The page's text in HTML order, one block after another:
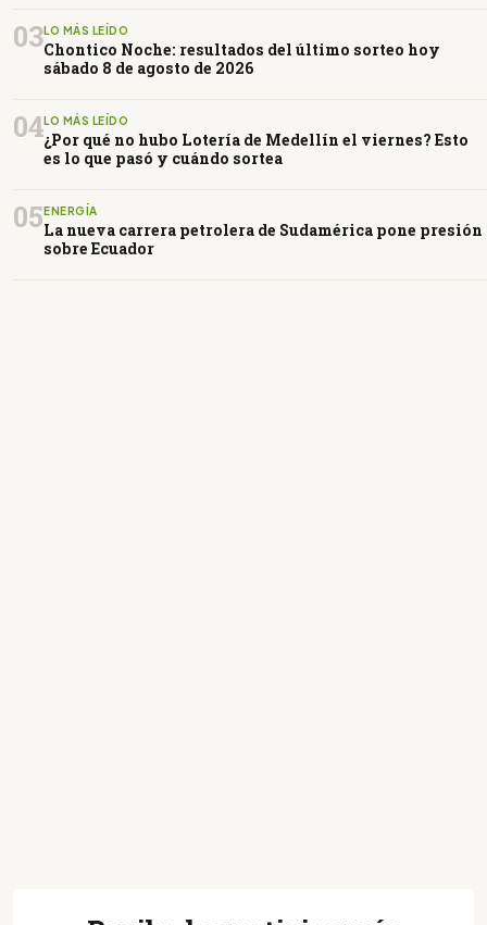
03LO MÁS LEÍDO
Chontico Noche: resultados del último sorteo hoy
sábado 8 de agosto de 2026
04LO MÁS LEÍDO
¿Por qué no hubo Lotería de Medellín el viernes? Esto
es lo que pasó y cuándo sortea
05ENERGÍA
La nueva carrera petrolera de Sudamérica pone presión
sobre Ecuador